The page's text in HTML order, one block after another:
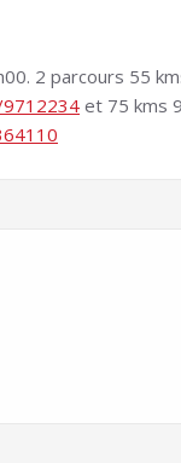
2 parcours 55
et 75 kms